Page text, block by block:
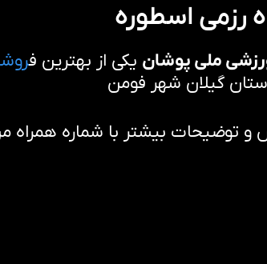
رزمی اسطوره
ملی پوشان یکی از بهترین ف
گیلان شهر فومن
توضیحات بیشتر با شماره همراه